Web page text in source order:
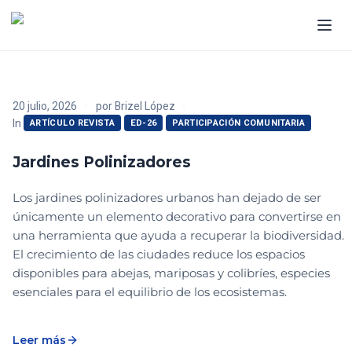
20 julio, 2026 porBrizel López
In
ARTÍCULO REVISTA ED-26 PARTICIPACIÓN COMUNITARIA
Jardines Polinizadores
Los jardines polinizadores urbanos han dejado de ser
únicamente un elemento decorativo para convertirse en
una herramienta que ayuda a recuperar la biodiversidad.
El crecimiento de las ciudades reduce los espacios
disponibles para abejas, mariposas y colibríes, especies
esenciales para el equilibrio de los ecosistemas.
Leer más